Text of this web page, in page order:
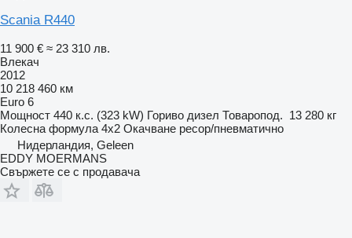
Scania R440
11 900 € ≈ 23 310 лв.
Влекач
2012
10 218 460 км
Euro 6
Мощност 440 к.с. (323 kW) Гориво дизел Товаропод. 13 280 кг
Колесна формула 4x2 Окачване ресор/пневматично
Нидерландия, Geleen
EDDY MOERMANS
Свържете се с продавача